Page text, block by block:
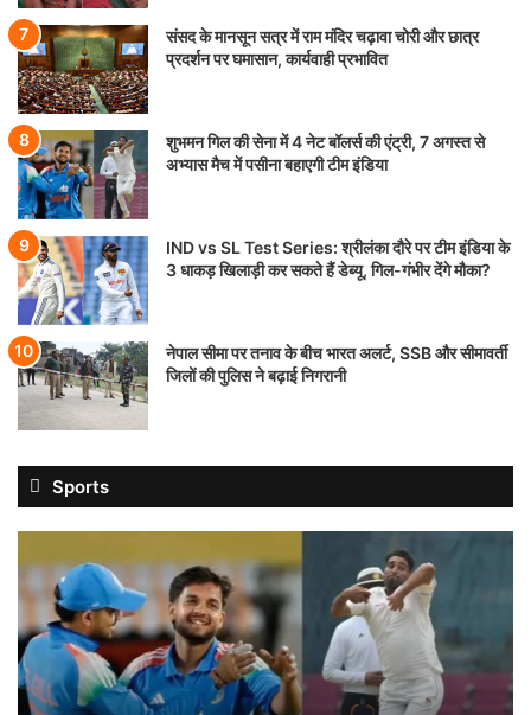
संसद के मानसून सत्र में राम मंदिर चढ़ावा चोरी और छात्र
प्रदर्शन पर घमासान, कार्यवाही प्रभावित
शुभमन गिल की सेना में 4 नेट बॉलर्स की एंट्री, 7 अगस्त से
अभ्यास मैच में पसीना बहाएगी टीम इंडिया
IND vs SL Test Series: श्रीलंका दौरे पर टीम इंडिया के
3 धाकड़ खिलाड़ी कर सकते हैं डेब्यू, गिल-गंभीर देंगे मौका?
नेपाल सीमा पर तनाव के बीच भारत अलर्ट, SSB और सीमावर्ती
जिलों की पुलिस ने बढ़ाई निगरानी
Sports
गिल
की
में
4
नेट